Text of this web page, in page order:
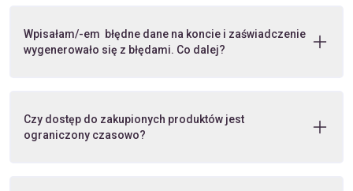
Wpisałam/-em błędne dane na koncie i zaświadczenie
wygenerowało się z błędami. Co dalej?
Czy dostęp do zakupionych produktów jest
ograniczony czasowo?